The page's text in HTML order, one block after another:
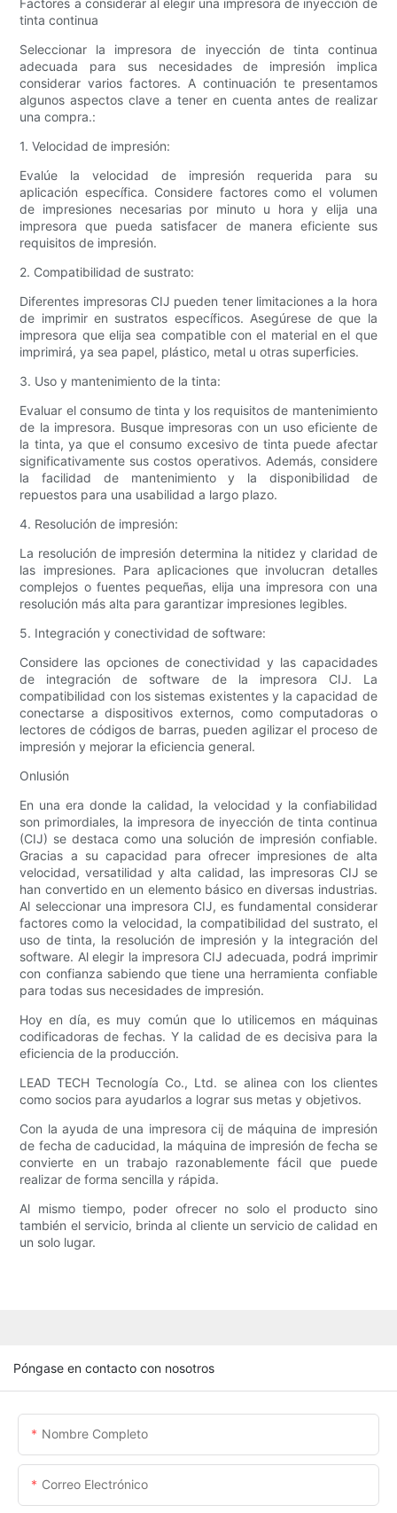
Factores a considerar al elegir una impresora de inyección de
tinta continua
Seleccionar la impresora de inyección de tinta continua
adecuada para sus necesidades de impresión implica
considerar varios factores. A continuación te presentamos
algunos aspectos clave a tener en cuenta antes de realizar
una compra.:
1. Velocidad de impresión:
Evalúe la velocidad de impresión requerida para su
aplicación específica. Considere factores como el volumen
de impresiones necesarias por minuto u hora y elija una
impresora que pueda satisfacer de manera eficiente sus
requisitos de impresión.
2. Compatibilidad de sustrato:
Diferentes impresoras CIJ pueden tener limitaciones a la hora
de imprimir en sustratos específicos. Asegúrese de que la
impresora que elija sea compatible con el material en el que
imprimirá, ya sea papel, plástico, metal u otras superficies.
3. Uso y mantenimiento de la tinta:
Evaluar el consumo de tinta y los requisitos de mantenimiento
de la impresora. Busque impresoras con un uso eficiente de
la tinta, ya que el consumo excesivo de tinta puede afectar
significativamente sus costos operativos. Además, considere
la facilidad de mantenimiento y la disponibilidad de
repuestos para una usabilidad a largo plazo.
4. Resolución de impresión:
La resolución de impresión determina la nitidez y claridad de
las impresiones. Para aplicaciones que involucran detalles
complejos o fuentes pequeñas, elija una impresora con una
resolución más alta para garantizar impresiones legibles.
5. Integración y conectividad de software:
Considere las opciones de conectividad y las capacidades
de integración de software de la impresora CIJ. La
compatibilidad con los sistemas existentes y la capacidad de
conectarse a dispositivos externos, como computadoras o
lectores de códigos de barras, pueden agilizar el proceso de
impresión y mejorar la eficiencia general.
Onlusión
En una era donde la calidad, la velocidad y la confiabilidad
son primordiales, la impresora de inyección de tinta continua
(CIJ) se destaca como una solución de impresión confiable.
Gracias a su capacidad para ofrecer impresiones de alta
velocidad, versatilidad y alta calidad, las impresoras CIJ se
han convertido en un elemento básico en diversas industrias.
Al seleccionar una impresora CIJ, es fundamental considerar
factores como la velocidad, la compatibilidad del sustrato, el
uso de tinta, la resolución de impresión y la integración del
software. Al elegir la impresora CIJ adecuada, podrá imprimir
con confianza sabiendo que tiene una herramienta confiable
para todas sus necesidades de impresión.
Hoy en día, es muy común que lo utilicemos en máquinas
codificadoras de fechas. Y la calidad de es decisiva para la
eficiencia de la producción.
LEAD TECH Tecnología Co., Ltd. se alinea con los clientes
como socios para ayudarlos a lograr sus metas y objetivos.
Con la ayuda de una impresora cij de máquina de impresión
de fecha de caducidad, la máquina de impresión de fecha se
convierte en un trabajo razonablemente fácil que puede
realizar de forma sencilla y rápida.
Al mismo tiempo, poder ofrecer no solo el producto sino
también el servicio, brinda al cliente un servicio de calidad en
un solo lugar.
Póngase en contacto con nosotros
Nombre Completo
Correo Electrónico